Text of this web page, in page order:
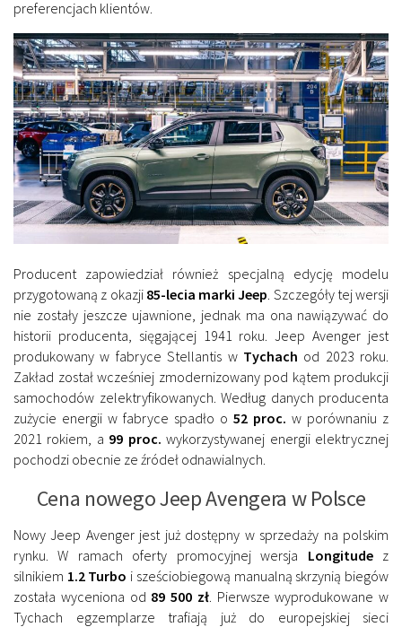
preferencjach klientów.
Producent zapowiedział również specjalną edycję modelu
przygotowaną z okazji 85-lecia marki Jeep . Szczegóły tej wersji
nie zostały jeszcze ujawnione, jednak ma ona nawiązywać do
historii producenta, sięgającej 1941 roku. Jeep Avenger jest
produkowany w fabryce Stellantis w Tychach od 2023 roku.
Zakład został wcześniej zmodernizowany pod kątem produkcji
samochodów zelektryfikowanych. Według danych producenta
zużycie energii w fabryce spadło o 52 proc. w porównaniu z
2021 rokiem, a 99 proc. wykorzystywanej energii elektrycznej
pochodzi obecnie ze źródeł odnawialnych.
Cena nowego Jeep Avengera w Polsce
Nowy Jeep Avenger jest już dostępny w sprzedaży na polskim
rynku. W ramach oferty promocyjnej wersja Longitudez
silnikiem 1.2 Turbo i sześciobiegową manualną skrzynią biegów
została wyceniona od 89 500 zł. Pierwsze wyprodukowane w
Tychach egzemplarze trafiają już do europejskiej sieci